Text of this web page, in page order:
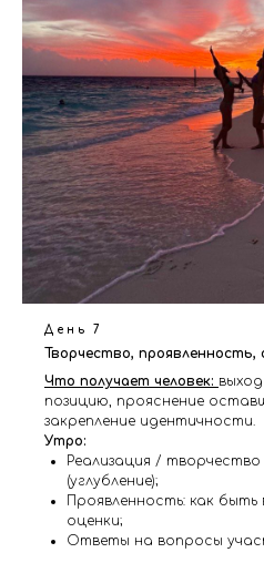
День 7
Творчество,
Что получает человек:
позицию, прояснение
закрепление идентичности.
Утро:
Реализация / творчество
(углубление);
Проявленность: как
оценки;
Ответы на вопросы